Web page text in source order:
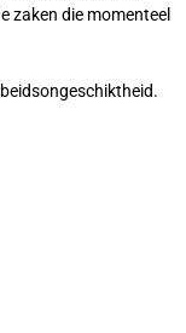
zaken die momenteel